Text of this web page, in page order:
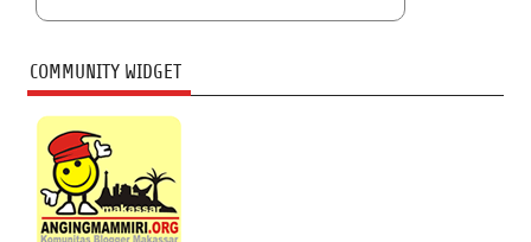
COMMUNITY WIDGET